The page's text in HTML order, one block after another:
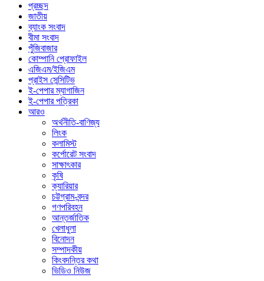
প্রচ্ছদ
জাতীয়
ব্যাংক সংবাদ
বীমা সংবাদ
পুঁজিবাজার
কোম্পানি প্রোফাইল
এজিএম/ইজিএম
প্রাইস সেন্সিটিভ
ই-পেপার ম্যাগাজিন
ই-পেপার পত্রিকা
আরও
অর্থনীতি-বাণিজ্য
লিংক
কলামিস্ট
কর্পোরেট সংবাদ
সাক্ষাৎকার
কৃষি
ক্যারিয়ার
চট্টগ্রাম-বন্দর
গণপরিবহন
আন্তর্জাতিক
খেলাধুলা
বিনোদন
সম্পাদকীয়
কিংবদন্তির কথা
ভিডিও নিউজ